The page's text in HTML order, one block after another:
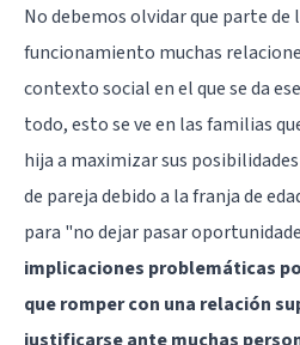
No debemos olvidar que parte de
funcionamiento muchas
contexto social en el que se da
todo, esto se ve en las familias
hija a maximizar sus
de pareja debido a la franja de
para "no dejar pasar
implicaciones problemáticas
que romper con una relación